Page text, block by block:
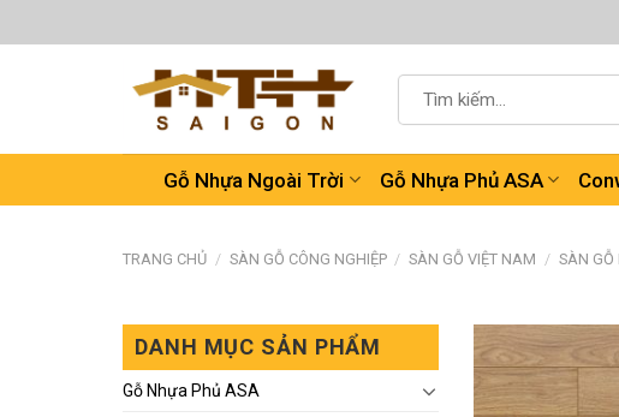
đến
kiếm:
Gỗ Nhựa Ngoài Trời Gỗ Nhựa Phủ ASA
TRANG CHỦ / SÀN GỖ CÔNG NGHIỆP / SÀN GỖ VIỆT NAM / SÀN GỖ
DANH MỤC SẢN PHẨM
Gỗ Nhựa Phủ ASA